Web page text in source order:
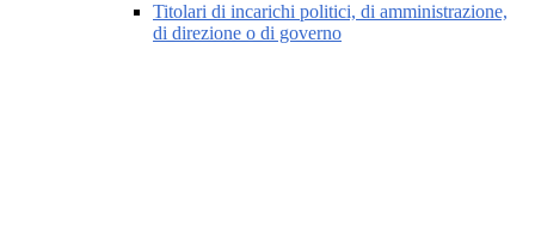
Titolari di incarichi politici, di amministrazione,
di direzione o di governo